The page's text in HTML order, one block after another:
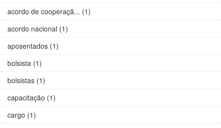
acordo de cooperaçã... (1)
acordo nacional (1)
aposentados (1)
bolsista (1)
bolsistas (1)
capacitação (1)
cargo (1)